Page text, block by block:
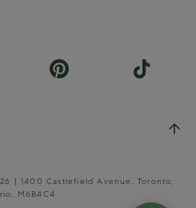
| 1400 Castlefield Avenue, Toronto,
M6B4C4